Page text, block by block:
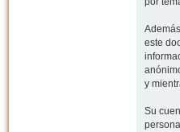
este
y
Su